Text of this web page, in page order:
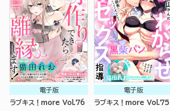
電子版
ラブキス！more Vol.76
電子版
ラブキス！more Vol.75